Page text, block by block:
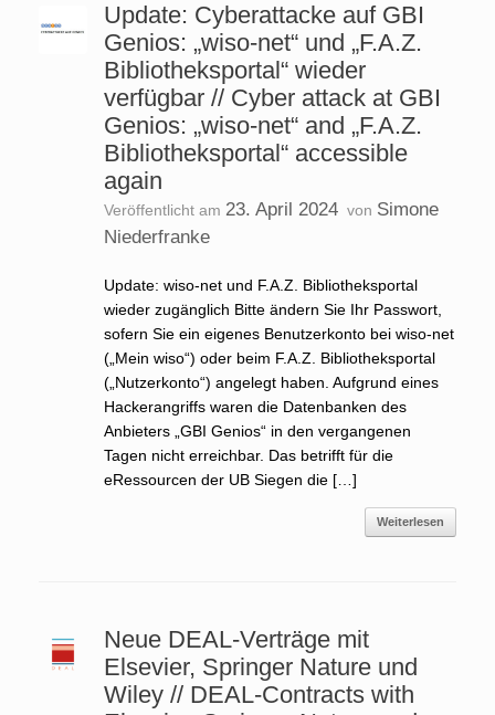
Update: Cyberattacke auf GBI
Genios: „wiso-net“ und „F.A.Z.
Bibliotheksportal“ wieder
verfügbar // Cyber attack at GBI
Genios: „wiso-net“ and „F.A.Z.
Bibliotheksportal“ accessible
again
Veröffentlicht am 23. April 2024 von Simone
Niederfranke
Update: wiso-net und F.A.Z. Bibliotheksportal
wieder zugänglich Bitte ändern Sie Ihr Passwort,
sofern Sie ein eigenes Benutzerkonto bei wiso-net
(„Mein wiso“) oder beim F.A.Z. Bibliotheksportal
(„Nutzerkonto“) angelegt haben. Aufgrund eines
Hackerangriffs waren die Datenbanken des
Anbieters „GBI Genios“ in den vergangenen
Tagen nicht erreichbar. Das betrifft für die
eRessourcen der UB Siegen die […]
Weiterlesen
Neue DEAL-Verträge mit
Elsevier, Springer Nature und
Wiley // DEAL-Contracts with